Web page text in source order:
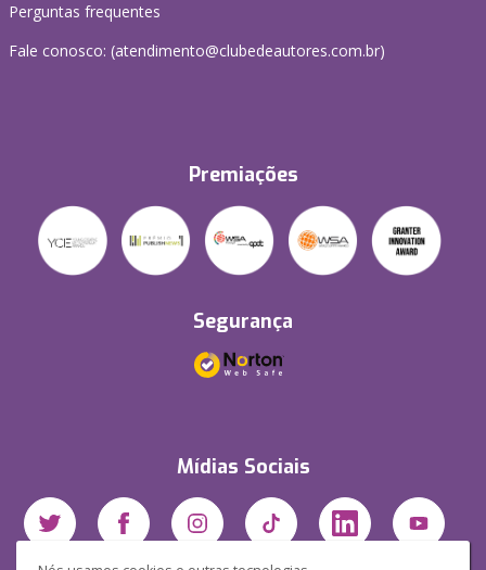
Perguntas frequentes
Fale conosco: (atendimento@clubedeautores.com.br)
Premiações
Segurança
Mídias Sociais